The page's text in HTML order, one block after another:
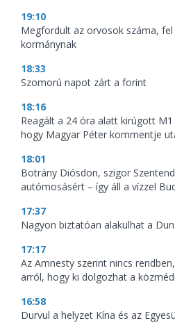
19:10
Megfordult az orvosok száma, fel
kormánynak
18:33
Szomorú napot zárt a forint
18:16
Reagált a 24 óra alatt kirúgott
hogy Magyar Péter kommentje
18:01
Botrány Diósdon, szigor
autómosásért – így áll a vízzel
17:37
Nagyon biztatóan alakulhat a
17:17
Az Amnesty szerint nincs
arról, hogy ki dolgozhat a
16:58
Durvul a helyzet Kína és az